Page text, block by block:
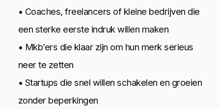
• Coaches, freelancers of kleine bedrijven die
een sterke eerste indruk willen maken
• Mkb’ers die klaar zijn om hun merk serieus
neer te zetten
• Startups die snel willen schakelen en groeien
zonder beperkingen